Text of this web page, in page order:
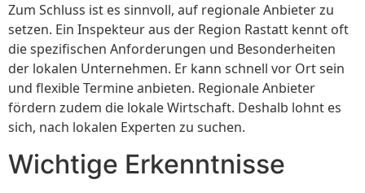
Zum Schluss ist es sinnvoll, auf regionale Anbieter zu
setzen. Ein Inspekteur aus der Region Rastatt kennt oft
die spezifischen Anforderungen und Besonderheiten
der lokalen Unternehmen. Er kann schnell vor Ort sein
und flexible Termine anbieten. Regionale Anbieter
fördern zudem die lokale Wirtschaft. Deshalb lohnt es
sich, nach lokalen Experten zu suchen.
Wichtige Erkenntnisse